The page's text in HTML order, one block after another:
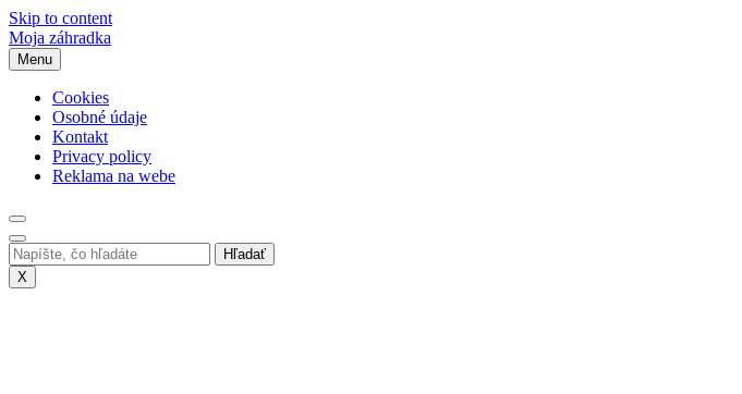
Skip to content
Moja záhradka
Menu
Cookies
Osobné údaje
Kontakt
Privacy policy
Reklama na webe
X